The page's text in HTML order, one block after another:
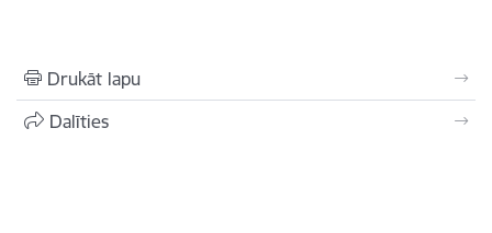
Drukāt lapu
Dalīties